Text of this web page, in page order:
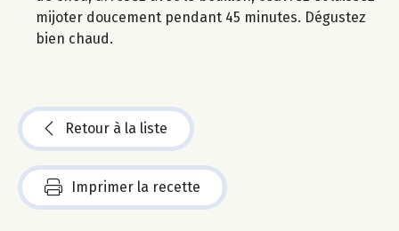
mijoter doucement pendant 45 minutes. Dégustez
bien chaud.
Retour à la liste
Imprimer la recette